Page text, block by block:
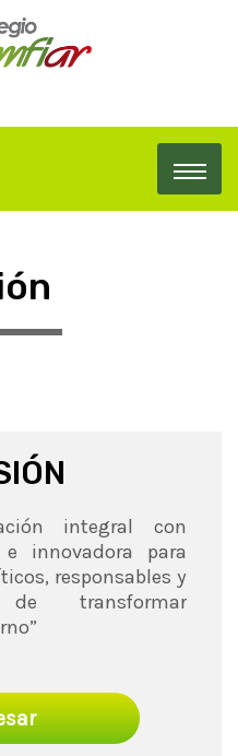
integral con
innovadora para
responsables y
transformar